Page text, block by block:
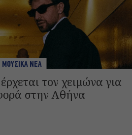
ΜΟΥΣΙΚΑ ΝΕΑ
τον χειμώνα για
στην Αθήνα